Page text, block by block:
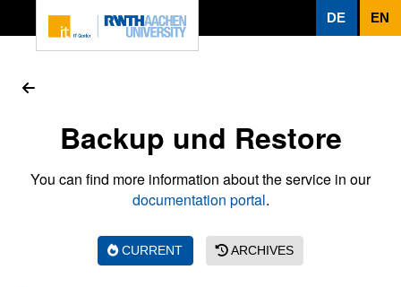
DE EN
Backup und Restore
You can find more information about the service in our
documentation portal.
CURRENT ARCHIVES